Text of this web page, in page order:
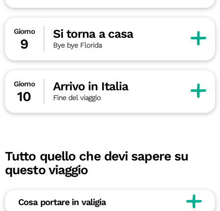
Giorno
9
Si torna a casa
Bye bye Florida
Giorno
10
Arrivo in Italia
Fine del viaggio
Tutto quello che devi sapere su
questo viaggio
Cosa portare in valigia